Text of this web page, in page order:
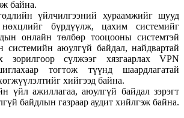
байна.
үйлчилгээний хураамжийг шууд
бүрдүүлж, цахим системийг
онлайн төлбөр тооцооны системтэй
аюулгүй байдал, найдвартай
зорилгоор сүлжээг хязгаарлах VPN
тогтож түүнд шаардлагатай
хийгээд байна.
үйл ажиллагаа, аюулгүй байдал зэрэгт
байдлын газраар аудит хийлгэж байна.